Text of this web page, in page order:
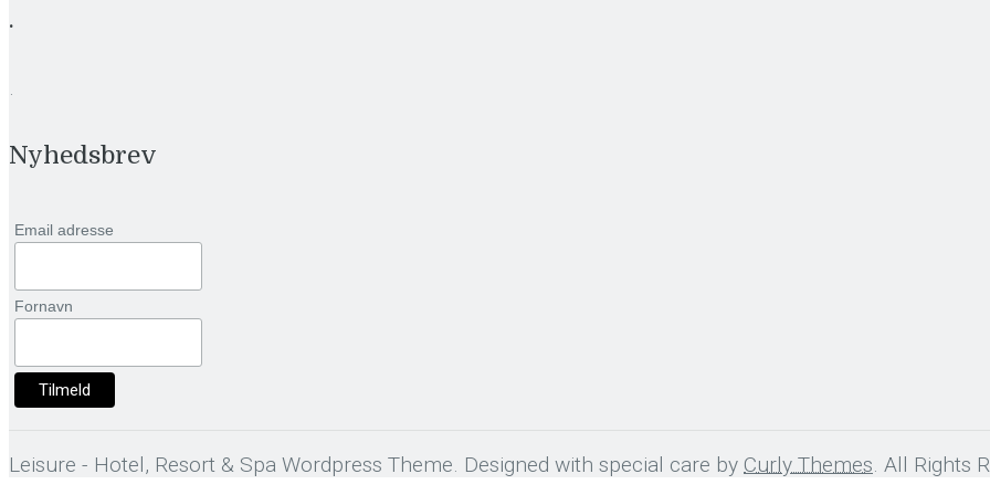
.
Nyhedsbrev
Email adresse
Fornavn
Leisure - Hotel, Resort & Spa Wordpress Theme. Designed with special care by Curly Themes. All Rights